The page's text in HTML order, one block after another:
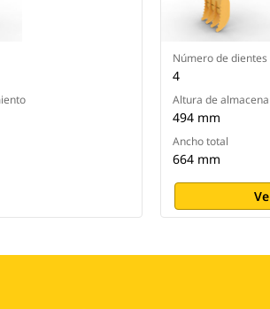
Número de dientes
4
Altura de
494 mm
Ancho total
664 mm